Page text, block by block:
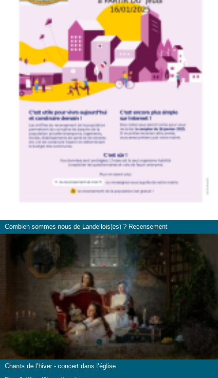
Combien sommes nous de Landellois(es) ? Recensement
Chants de l’hiver - concert dans l’église